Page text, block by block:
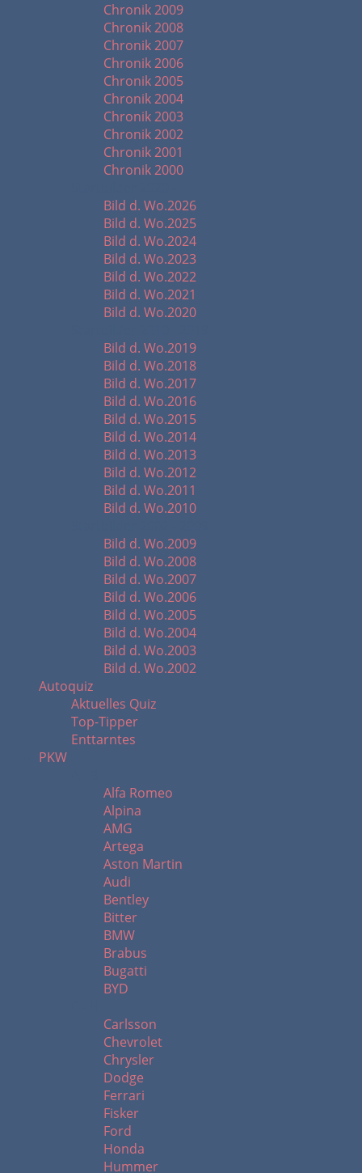
Chronik 2009
Chronik 2008
Chronik 2007
Chronik 2006
Chronik 2005
Chronik 2004
Chronik 2003
Chronik 2002
Chronik 2001
Chronik 2000
Bild d. Wo.2026
Bild d. Wo.2025
Bild d. Wo.2024
Bild d. Wo.2023
Bild d. Wo.2022
Bild d. Wo.2021
Bild d. Wo.2020
Bild d. Wo.2019
Bild d. Wo.2018
Bild d. Wo.2017
Bild d. Wo.2016
Bild d. Wo.2015
Bild d. Wo.2014
Bild d. Wo.2013
Bild d. Wo.2012
Bild d. Wo.2011
Bild d. Wo.2010
Bild d. Wo.2009
Bild d. Wo.2008
Bild d. Wo.2007
Bild d. Wo.2006
Bild d. Wo.2005
Bild d. Wo.2004
Bild d. Wo.2003
Bild d. Wo.2002
Autoquiz
Aktuelles Quiz
Top-Tipper
Enttarntes
PKW
Alfa Romeo
Alpina
AMG
Artega
Aston Martin
Audi
Bentley
Bitter
BMW
Brabus
Bugatti
BYD
Carlsson
Chevrolet
Chrysler
Dodge
Ferrari
Fisker
Ford
Honda
Hummer